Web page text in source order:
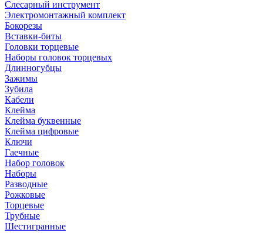
Слесарный инструмент
Электромонтажный комплект
Бокорезы
Вставки-биты
Головки торцевые
Наборы головок торцевых
Длинногубцы
Зажимы
Зубила
Кабели
Клейма
Клейма буквенные
Клейма цифровые
Ключи
Гаечные
Набор головок
Наборы
Разводные
Рожковые
Торцевые
Трубные
Шестигранные